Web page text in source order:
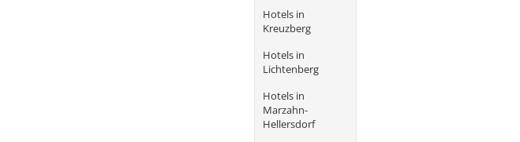
Hotels in
Kreuzberg
Hotels in
Lichtenberg
Hotels in
Marzahn-
Hellersdorf